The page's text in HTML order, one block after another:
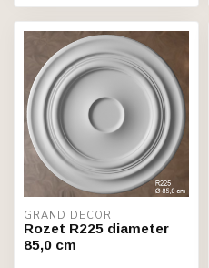
GRAND DECOR
Rozet R225 diameter
85,0 cm